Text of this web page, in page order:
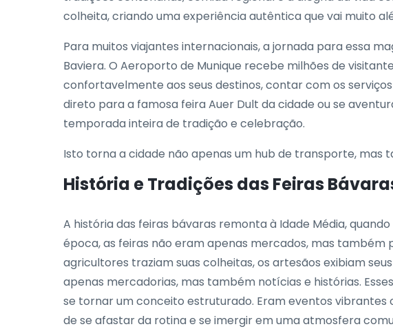
colheita, criando uma experiência autêntica que vai muito
Para muitos viajantes internacionais, a jornada para essa
Baviera. O Aeroporto de Munique recebe milhões de
confortavelmente aos seus destinos, contar com os
direto para a famosa feira Auer Dult da cidade ou se
temporada inteira de tradição e celebração.
Isto torna a cidade não apenas um hub de transporte,
História e Tradições das Feiras
A história das feiras bávaras remonta à Idade Média,
época, as feiras não eram apenas mercados, mas
agricultores traziam suas colheitas, os artesãos exibiam
apenas mercadorias, mas também notícias e histórias.
se tornar um conceito estruturado. Eram eventos vibrantes
de se afastar da rotina e se imergir em uma atmosfera